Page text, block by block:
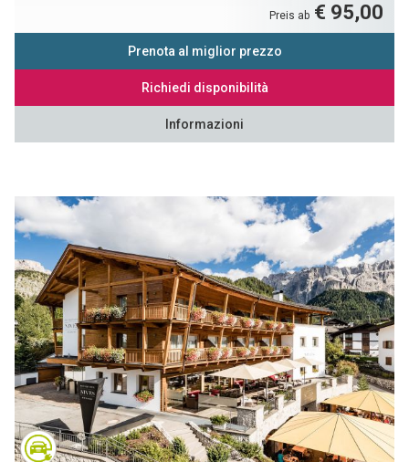
Preis ab € 95,00
Prenota al miglior prezzo
Richiedi disponibilità
Informazioni